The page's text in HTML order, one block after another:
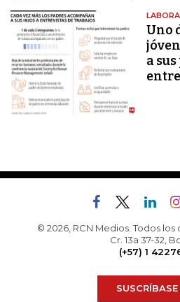
Uno
a
© 2026, RCN Medios. Todos
Cr. 13a 37-32,
(+57) 1
SUSCRÍBASE